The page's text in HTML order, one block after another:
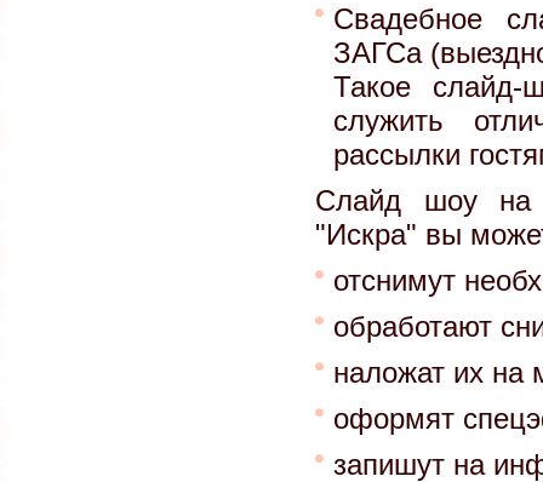
Свадебное
ЗАГСа
Такое слайд-
служить
рассылки
Слайд шоу на
"Искра" вы
отснимут
обработают
наложат их на
оформят
запишут на